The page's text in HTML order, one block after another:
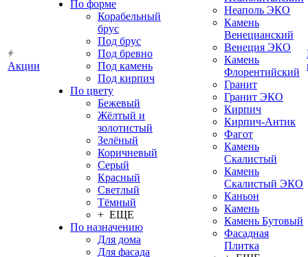
Акции
По форме
Корабельный
брус
Под брус
Под бревно
Под камень
Под кирпич
По цвету
Бежевый
Жёлтый и
золотистый
Зелёный
Коричневый
Серый
Красный
Светлый
Тёмный
+ ЕЩЕ
По назначению
Для дома
Для фасада
Неаполь ЭКО
Камень
Венецианский
Венеция ЭКО
Камень
Флорентийский
Гранит
Гранит ЭКО
Кирпич
Кирпич-Антик
Фагот
Камень
Скалистый
Камень
Скалистый ЭКО
Каньон
Камень
Камень Бутовый
Фасадная
Плитка